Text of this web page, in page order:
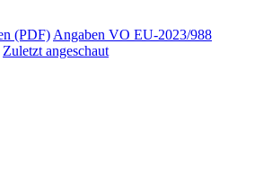
(PDF)Angaben VO EU-2023/988
Zuletzt angeschaut